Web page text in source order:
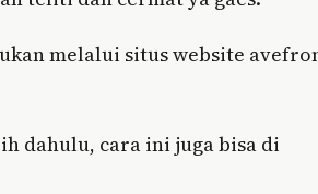
melalui situs website
dahulu, cara ini juga bisa di